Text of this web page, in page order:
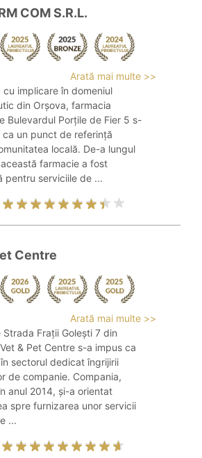
COM S.R.L.
Arată mai multe >>
cu implicare în domeniul
din Orșova, farmacia
Bulevardul Porțile de Fier 5 s-
ca un punct de referință
locală. De-a lungul
farmacie a fost
pentru serviciile de ...
Centre
Arată mai multe >>
Strada Frații Golești 7 din
& Pet Centre s-a impus ca
sectorul dedicat îngrijirii
de companie. Compania,
anul 2014, și-a orientat
spre furnizarea unor servicii
...